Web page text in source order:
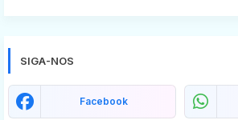
SIGA-NOS
Facebook